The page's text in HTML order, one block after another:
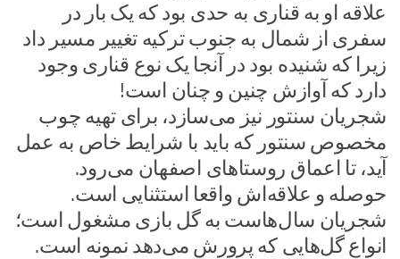
علاقه او به قناری به حدی بود که یک بار در
سفری از شمال به جنوب ترکیه تغییر مسیر داد
زیرا که شنیده بود در آنجا یک نوع قناری وجود
دارد که آوازش چنین و چنان است!
شجریان سنتور نیز می‌سازد، برای تهیه چوب
مخصوص سنتور که باید با شرایط خاص به عمل‌
آید، تا اعماق روستا‌های اصفهان می‌رود.
حوصله و علاقه‌اش واقعا استثنایی است.
شجریان سال‌هاست به گل بازی مشغول است؛
انواع گل‌هایی که پرورش می‌دهد نمونه است.